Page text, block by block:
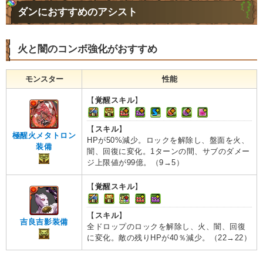
ダンにおすすめのアシスト
火と闇のコンボ強化がおすすめ
モンスター 性能
極醒火メタトロン
装備
【 覚醒スキル】
【 スキル】
HPが50%減少。ロックを解除し、盤面を火、
闇、回復に変化。1ターンの間、サブのダメー
ジ上限値が99億。（9→5）
吉良吉影装備
【 覚醒スキル】
【 スキル】
全ドロップのロックを解除し、火、闇、回復
に変化。敵の残りHPが40％減少。（22→22）